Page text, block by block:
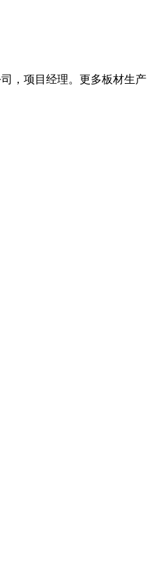
，项目经理。更多板材生产